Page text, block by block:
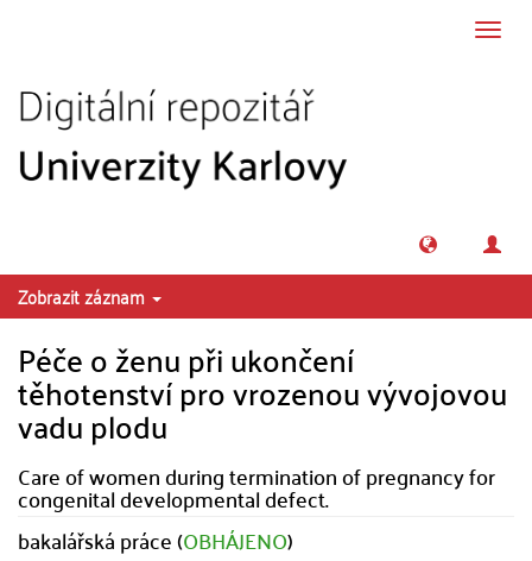
Zobrazit záznam
Péče o ženu při ukončení
těhotenství pro vrozenou vývojovou
vadu plodu
Care of women during termination of pregnancy for
congenital developmental defect.
bakalářská práce (OBHÁJENO)